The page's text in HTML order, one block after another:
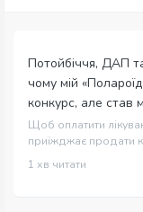
Потойбіччя, ДАП
чому мій
конкурс, але став
Щоб оплатити
приїжджає продати
1 хв читати